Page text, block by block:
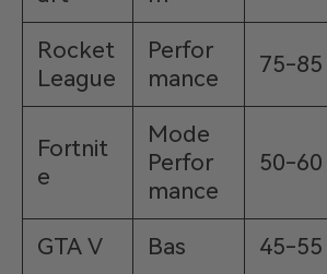
Rocket
League
Perfor
mance
75-85
Fortnit
e
Mode
Perfor
mance
50-60
GTA V Bas 45-55